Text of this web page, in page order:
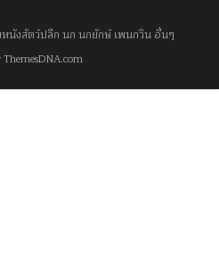
หนังสัตว์ปลีก นก นกยักษ์ เพนกวิน อื่นๆ
ThemesDNA.com